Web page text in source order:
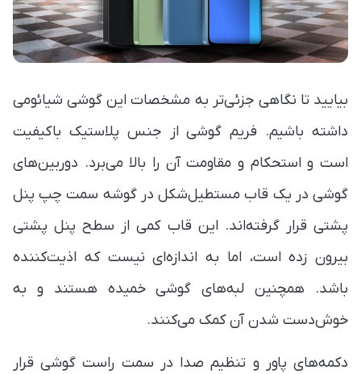
بیایید تا نگاهی جزئی‌تر به مشخصات این گوشی شیائومی
داشته باشیم. فریم گوشی از جنس پلاستیک باکیفیت
است و استحکام و مقاومت آن را بالا می‌برد. دوربین‌های
گوشی در یک قاب مستطیل‌شکل در گوشه سمت چپ پنل
پشتی قرار گرفته‌اند. این قاب کمی از سطح پنل پشتی
بیرون زده است، اما به اندازه‌ای نیست که اذیت‌کننده
باشد. همچنین لبه‌های گوشی خمیده هستند و به
خوش‌دست شدن آن کمک می‌کنند.
دکمه‌های پاور و تنظیم صدا در سمت راست گوشی قرار